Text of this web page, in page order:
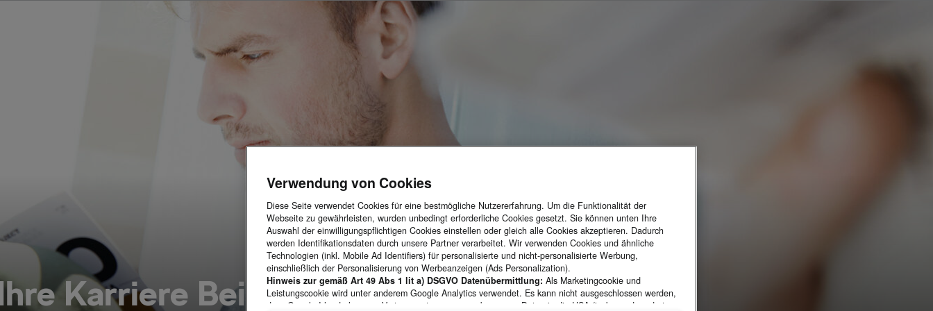
Karriere Bei ŠKODA
Verwendung von Cookies
Diese Seite verwendet Cookies für eine bestmögliche Nutzererfahrung. Um die Funktionalität der
Webseite zu gewährleisten, wurden unbedingt erforderliche Cookies gesetzt. Sie können unten Ihre
Auswahl der einwilligungspflichtigen Cookies einstellen oder gleich alle Cookies akzeptieren. Dadurch
werden Identifikationsdaten durch unsere Partner verarbeitet. Wir verwenden Cookies und ähnliche
Technologien (inkl. Mobile Ad Identifiers) für personalisierte und nicht-personalisierte Werbung,
einschließlich der Personalisierung von Werbeanzeigen (Ads Personalization).
Hinweis zur gemäß Art 49 Abs 1 lit a) DSGVO Datenübermittlung: Als Marketingcookie und
Leistungscookie wird unter anderem Google Analytics verwendet. Es kann nicht ausgeschlossen werden,
dass Google Irland als unser Vertragspartner personenbezogene Daten in die USA (insbesondere dort